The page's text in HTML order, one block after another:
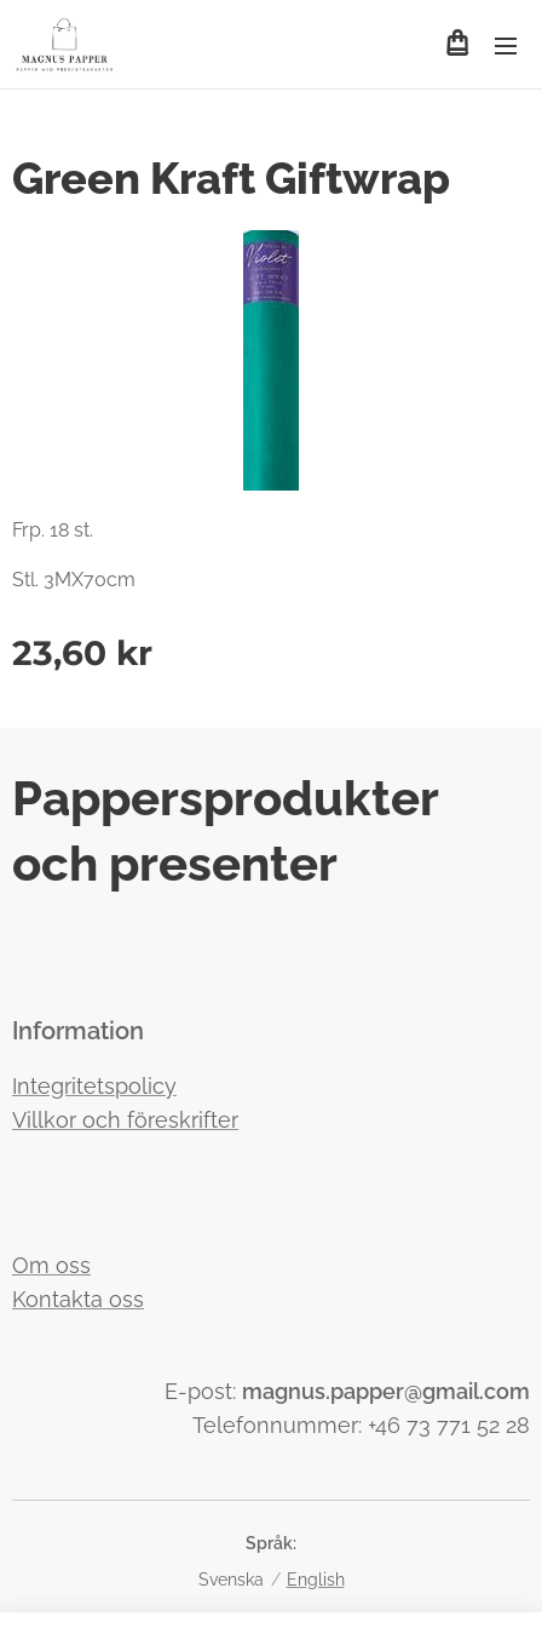
Green Kraft Giftwrap
Frp. 18 st.
Stl. 3MX70cm
23,60 kr
Pappersprodukter
och presenter
Information
Integritetspolicy
Villkor och föreskrifter
Om oss
Kontakta oss
E-post: magnus.papper@gmail.com
Telefonnummer: +46 73 771 52 28
Språk
Svenska
English